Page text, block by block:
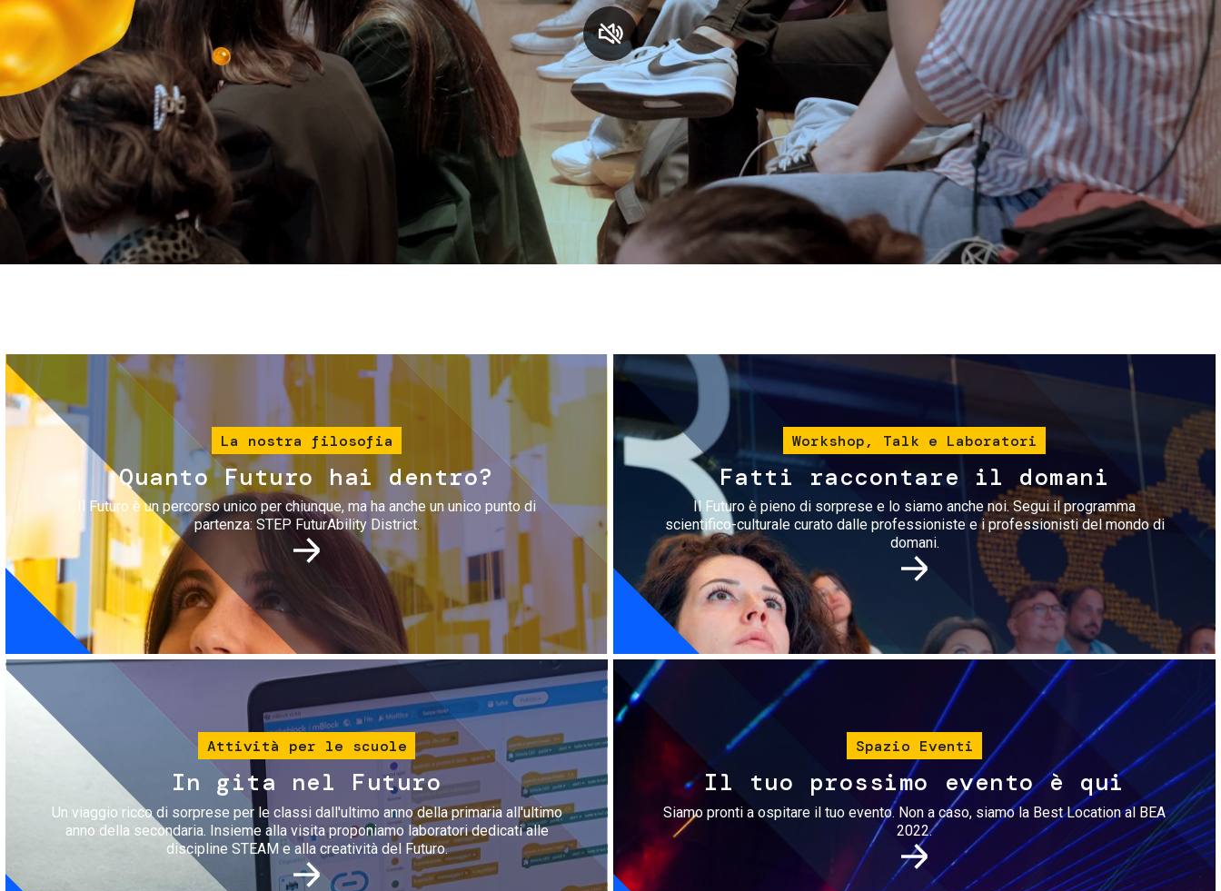
Servizi e accessibilità
Contatti
Biglietti
Immagine
La nostra filosofia
Quanto Futuro hai dentro?
Il Futuro è un percorso unico per chiunque, ma ha anche un unico punto di
partenza: STEP FuturAbility District.
Immagine
Workshop, Talk e Laboratori
Fatti raccontare il domani
Il Futuro è pieno di sorprese e lo siamo anche noi. Segui il programma
scientifico-culturale curato dalle professioniste e i professionisti del mondo di
domani.
Immagine
Attività per le scuole
In gita nel Futuro
Un viaggio ricco di sorprese per le classi dall'ultimo anno della primaria all'ultimo
anno della secondaria. Insieme alla visita proponiamo laboratori dedicati alle
discipline STEAM e alla creatività del Futuro.
Immagine
Spazio Eventi
Il tuo prossimo evento è qui
Siamo pronti a ospitare il tuo evento. Non a caso, siamo la Best Location al BEA
2022.